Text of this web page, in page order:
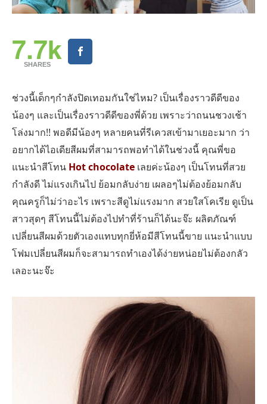
7.7k
SHARES
ช่วงนี้เด็กๆกำลังปิดเทอมกันใช่ไหม? เป็นเรื่องราวดีดีของ
น้องๆ และเป็นเรื่องราวดีดีของพี่ด้วย เพราะว่าถนนชวงเช้า
โล่งมาก!! พอดีมีน้องๆ หลายคนที่รีเควสเข้ามาเยอะมาก ว่า
อยากได้ไอเดียสีผมที่สามารถพอทำได้ในช่วงนี้ คุณพี่ขอ
แนะนำสีโทน Hot chocolate เลยค่ะน้องๆ เป็นโทนที่สวย
กำลังดี ไม่แรงเกินไป ย้อมกลับง่าย เผลอๆไม่ต้องย้อมกลับ
คุณครูก็ไม่ว่าอะไร เพราะสีดูไม่แรงมาก สวยใสโคเรีย ดูเป็น
สาวสุดๆ สีโทนนี้ไม่ต้องไปทำที่ร้านก็ได้นะจ๊ะ ผลิตภัณฑ์
เปลี่ยนสีผมด้วยตัวเองแทบทุกยี่ห้อมีสีโทนนี้ขาย แนะนำแบบ
โฟมเปลี่ยนสีผมก็จะสามารถทำเองได้ง่ายหน่อยไม่ต้องกลัว
เลอะนะจ๊ะ